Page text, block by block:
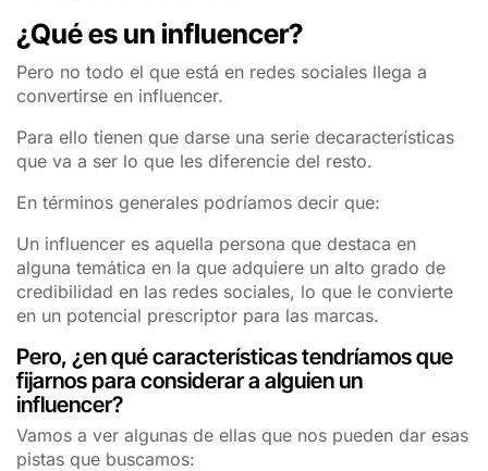
¿Qué es un influencer?
Pero no todo el que está en redes sociales llega a
convertirse en influencer.
Para ello tienen que darse una serie decaracterísticas
que va a ser lo que les diferencie del resto.
En términos generales podríamos decir que:
Un influencer es aquella persona que destaca en
alguna temática en la que adquiere un alto grado de
credibilidad en las redes sociales, lo que le convierte
en un potencial prescriptor para las marcas.
Pero, ¿en qué características tendríamos que
fijarnos para considerar a alguien un
influencer?
Vamos a ver algunas de ellas que nos pueden dar esas
pistas que buscamos: